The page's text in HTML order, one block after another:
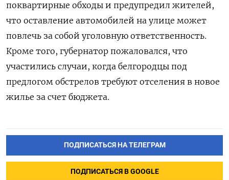
поквартирные обходы и предупредил жителей,
что оставление автомобилей на улице может
повлечь за собой уголовную ответственность.
Кроме того, губернатор пожаловался, что
участились случаи, когда белгородцы под
предлогом обстрелов требуют отселения в новое
жилье за счет бюджета.
ПОДПИСАТЬСЯ НА ТЕЛЕГРАМ
ПОДПИСАТЬСЯ В GOOGLE